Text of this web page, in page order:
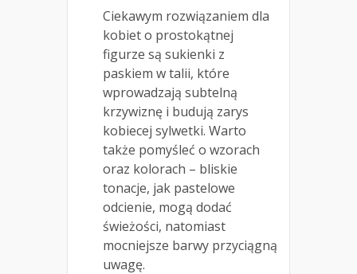
Ciekawym rozwiązaniem dla
kobiet o prostokątnej
figurze są sukienki z
paskiem w talii, które
wprowadzają subtelną
krzywiznę i budują zarys
kobiecej sylwetki. Warto
także pomyśleć o wzorach
oraz kolorach – bliskie
tonacje, jak pastelowe
odcienie, mogą dodać
świeżości, natomiast
mocniejsze barwy przyciągną
uwagę.